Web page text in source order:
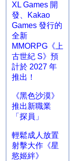
XL Games 開
發、Kakao
Games 發行的
全新
MMORPG《上
古世紀 S》預
計於 2027 年
推出！
《黑色沙漠》
推出新職業
「探員」
輕鬆成人放置
射擊大作《星
慾姬絆》